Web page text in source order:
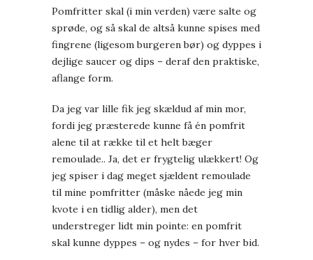
Pomfritter skal (i min verden) være salte og
sprøde, og så skal de altså kunne spises med
fingrene (ligesom burgeren bør) og dyppes i
dejlige saucer og dips – deraf den praktiske,
aflange form.
Da jeg var lille fik jeg skældud af min mor,
fordi jeg præsterede kunne få én pomfrit
alene til at række til et helt bæger
remoulade.. Ja, det er frygtelig ulækkert! Og
jeg spiser i dag meget sjældent remoulade
til mine pomfritter (måske nåede jeg min
kvote i en tidlig alder), men det
understreger lidt min pointe: en pomfrit
skal kunne dyppes – og nydes – for hver bid.